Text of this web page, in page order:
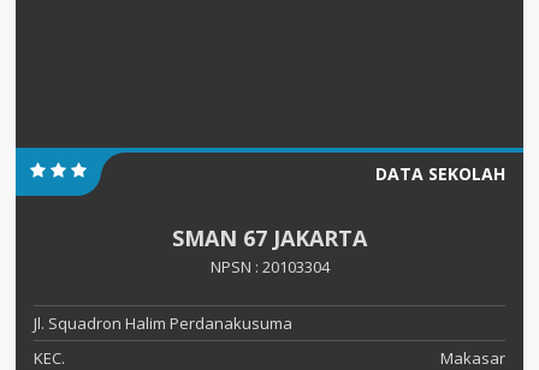
DATA SEKOLAH
SMAN 67 JAKARTA
NPSN : 20103304
Jl. Squadron Halim Perdanakusuma
KEC.
Makasar